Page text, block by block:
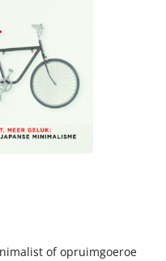
of opruimgoeroe